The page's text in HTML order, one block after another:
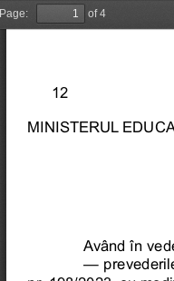
Page:
of 4
MINISTERUL
Având în
—
12